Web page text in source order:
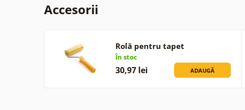
Accesorii
Rolă pentru tapet
În stoc
30,97 lei ADAUGĂ